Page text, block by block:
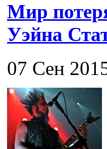
Мир
Уэйна
07 Сен